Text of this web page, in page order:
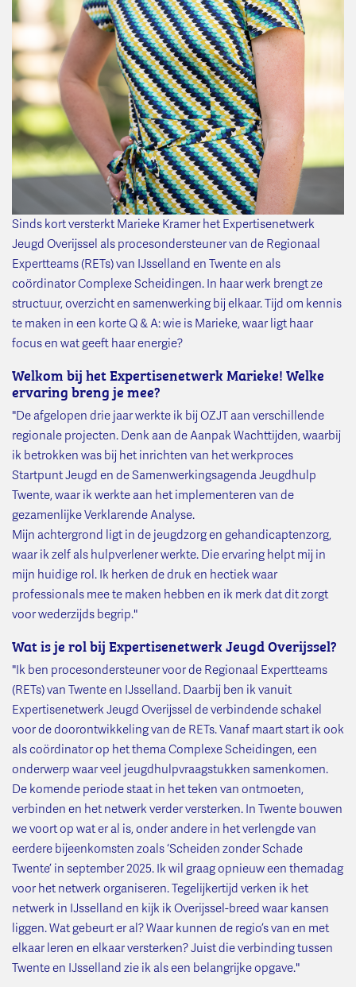
Sinds kort versterkt Marieke Kramer het Expertisenetwerk
Jeugd Overijssel als procesondersteuner van de Regionaal
Expertteams (RETs) van IJsselland en Twente en als
coördinator Complexe Scheidingen. In haar werk brengt ze
structuur, overzicht en samenwerking bij elkaar. Tijd om kennis
te maken in een korte Q & A: wie is Marieke, waar ligt haar
focus en wat geeft haar energie?
Welkom bij het Expertisenetwerk Marieke! Welke
ervaring breng je mee?
"De afgelopen drie jaar werkte ik bij OZJT aan verschillende
regionale projecten. Denk aan de Aanpak Wachttijden, waarbij
ik betrokken was bij het inrichten van het werkproces
Startpunt Jeugd en de Samenwerkingsagenda Jeugdhulp
Twente, waar ik werkte aan het implementeren van de
gezamenlijke Verklarende Analyse.
Mijn achtergrond ligt in de jeugdzorg en gehandicaptenzorg,
waar ik zelf als hulpverlener werkte. Die ervaring helpt mij in
mijn huidige rol. Ik herken de druk en hectiek waar
professionals mee te maken hebben en ik merk dat dit zorgt
voor wederzijds begrip."
Wat is je rol bij Expertisenetwerk Jeugd Overijssel?
"Ik ben procesondersteuner voor de Regionaal Expertteams
(RETs) van Twente en IJsselland. Daarbij ben ik vanuit
Expertisenetwerk Jeugd Overijssel de verbindende schakel
voor de doorontwikkeling van de RETs. Vanaf maart start ik ook
als coördinator op het thema Complexe Scheidingen, een
onderwerp waar veel jeugdhulpvraagstukken samenkomen.
De komende periode staat in het teken van ontmoeten,
verbinden en het netwerk verder versterken. In Twente bouwen
we voort op wat er al is, onder andere in het verlengde van
eerdere bijeenkomsten zoals ‘Scheiden zonder Schade
Twente’ in september 2025. Ik wil graag opnieuw een themadag
voor het netwerk organiseren. Tegelijkertijd verken ik het
netwerk in IJsselland en kijk ik Overijssel-breed waar kansen
liggen. Wat gebeurt er al? Waar kunnen de regio’s van en met
elkaar leren en elkaar versterken? Juist die verbinding tussen
Twente en IJsselland zie ik als een belangrijke opgave."